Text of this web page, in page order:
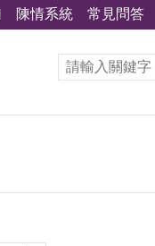
陳情系統 常見問答